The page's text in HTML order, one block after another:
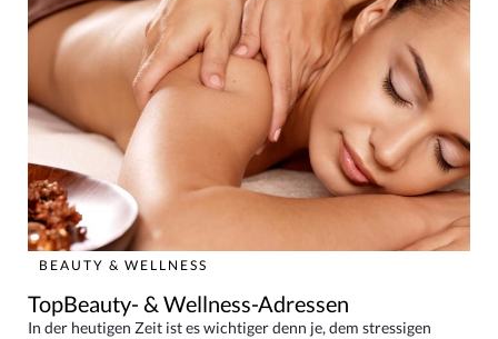
BEAUTY & WELLNESS
TopBeauty- & Wellness-Adressen
In der heutigen Zeit ist es wichtiger denn je, dem stressigen